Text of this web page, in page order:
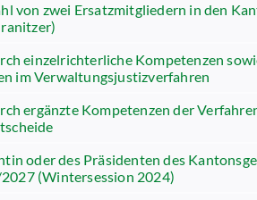
von zwei Ersatzmitgliedern in den
einzelrichterliche Kompetenzen
im Verwaltungsjustizverfahren
ergänzte Kompetenzen der
oder des Präsidenten des
(Wintersession 2024)